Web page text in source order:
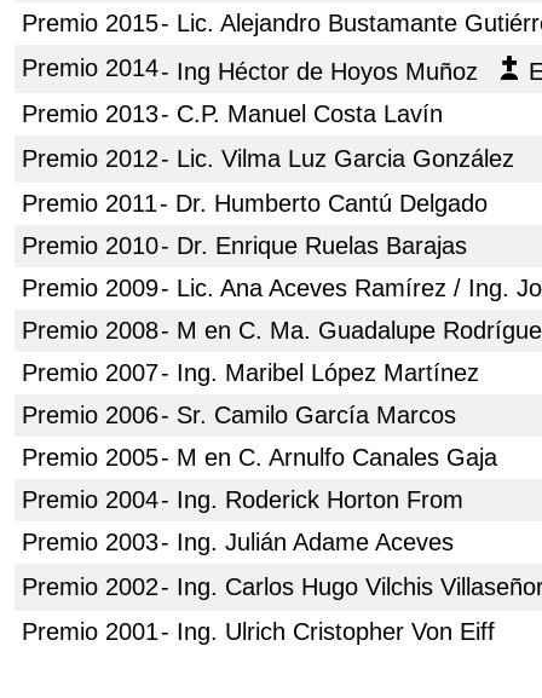
Premio 2015- Lic. Alejandro Bustamante
Premio 2014- Ing Héctor de Hoyos Muñoz
Premio 2013- C.P. Manuel Costa Lavín
Premio 2012- Lic. Vilma Luz Garcia González
Premio 2011- Dr. Humberto Cantú Delgado
Premio 2010- Dr. Enrique Ruelas Barajas
Premio 2009- Lic. Ana Aceves Ramírez / Ing.
Premio 2008- M en C. Ma. Guadalupe
Premio 2007- Ing. Maribel López Martínez
Premio 2006- Sr. Camilo García Marcos
Premio 2005- M en C. Arnulfo Canales Gaja
Premio 2004- Ing. Roderick Horton From
Premio 2003- Ing. Julián Adame Aceves
Premio 2002- Ing. Carlos Hugo Vilchis
Premio 2001- Ing. Ulrich Cristopher Von Eiff